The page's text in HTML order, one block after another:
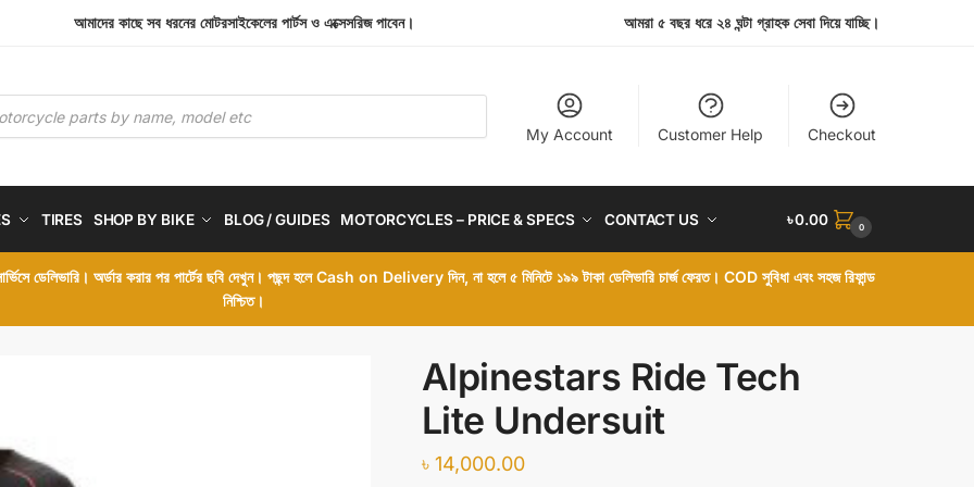
আমাদের কাছে সব ধরনের মোটরসাইকেলের পার্টস ও এক্সেসরিজ পাবেন। আমরা ৫ বছর ধরে ২৪ ঘন্টা গ্রাহক সেবা দিয়ে যাচ্ছি।
My Account Customer Help Checkout
TIRES SHOP BY BIKE BLOG / GUIDES MOTORCYCLES – PRICE & SPECS CONTACT US ৳0.00 0
ডেলিভারি। অর্ডার করার পর পার্টের ছবি দেখুন। পছন্দ হলে Cash on Delivery দিন, না হলে ৫ মিনিটে ১৯৯ টাকা ডেলিভারি চার্জ ফেরত। COD সুবিধা এবং সহজ রিফান্ড
নিশ্চিত।
Alpinestars Ride Tech
Lite Undersuit
৳ 14,000.00